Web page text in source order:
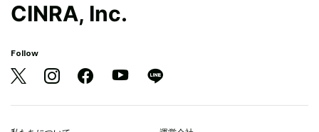
CINRA, Inc.
Follow